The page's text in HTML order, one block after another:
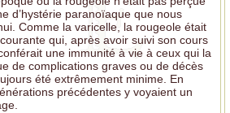
d’hystérie paranoïaque que nous
Comme la varicelle, la rougeole était
qui, après avoir suivi son cours
une immunité à vie à ceux qui la
de complications graves ou de décès
été extrêmement minime. En
précédentes y voyaient un